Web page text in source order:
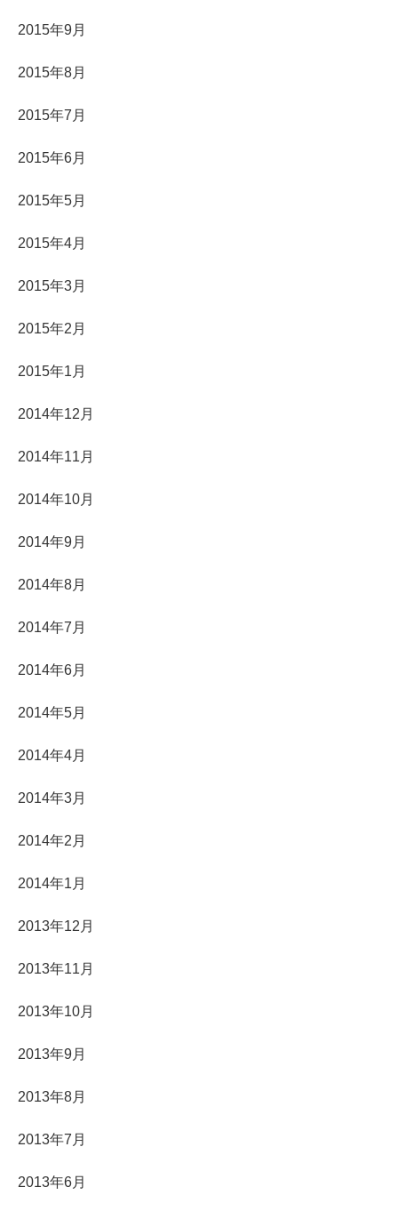
2015年9月
2015年8月
2015年7月
2015年6月
2015年5月
2015年4月
2015年3月
2015年2月
2015年1月
2014年12月
2014年11月
2014年10月
2014年9月
2014年8月
2014年7月
2014年6月
2014年5月
2014年4月
2014年3月
2014年2月
2014年1月
2013年12月
2013年11月
2013年10月
2013年9月
2013年8月
2013年7月
2013年6月